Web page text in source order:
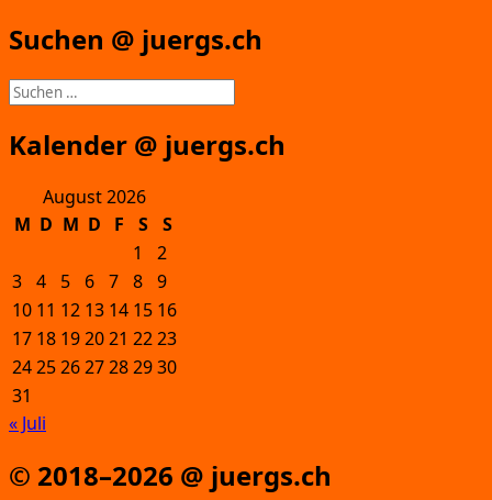
Suchen @ juergs.ch
Suchen
nach:
Kalender @ juergs.ch
August 2026
M D M D F S
S
1
2
3 4 5 6 7 8 9
10 11 12 13 14 15 16
17 18 192021 2223
24252627282930
31
« Juli
© 2018–2026 @ juergs.ch